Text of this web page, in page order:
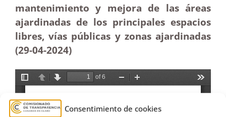
Consentimiento de cookies
mantenimiento y mejora de las áreas
ajardinadas de los principales espacios
libres, vías públicas y zonas ajardinadas
(29-04-2024)